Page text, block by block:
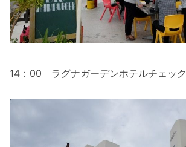
14：00 ラグナガーデンホテルチェッ